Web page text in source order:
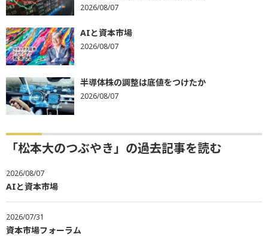
2026/08/07
AIと資本市場
2026/08/07
半導体株の調整は底値をつけたか
2026/08/07
「松本大のつぶやき」の過去記事を読む
2026/08/07
AIと資本市場
2026/07/31
資本市場フォーラム